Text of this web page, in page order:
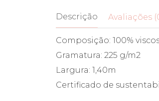
Descrição Avaliações
Composição: 100%
Gramatura: 225 g/m2
Largura: 1,40m
Certificado de